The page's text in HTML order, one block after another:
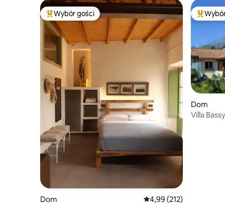
Najpopularniejsze z kategorii Wybór gości
Wybór gości
Dom Średnia ocena: 4,99 na
4,99 (212)
Dom
Villa Bassy